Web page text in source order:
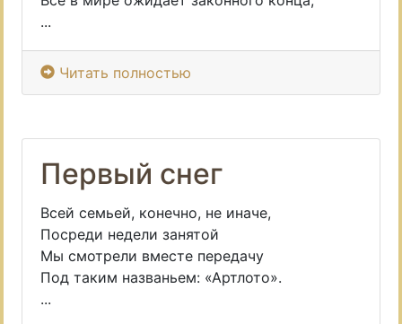
...
Читать полностью
Первый снег
Всей семьей, конечно, не иначе,
Посреди недели занятой
Мы смотрели вместе передачу
Под таким названьем: «Артлото».
...